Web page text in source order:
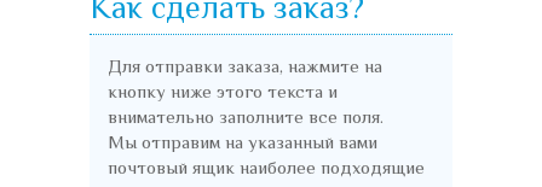
Как сделать заказ?
Для отправки заказа, нажмите на
кнопку ниже этого текста и
внимательно заполните все поля.
Мы отправим на указанный вами
почтовый ящик наиболее подходящие